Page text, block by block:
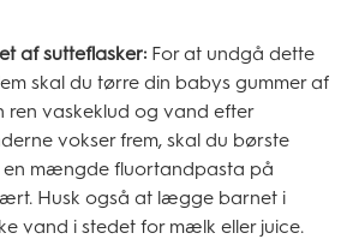
af sutteflasker: For at undgå dette
skal du tørre din babys gummer af
ren vaskeklud og vand efter
vokser frem, skal du børste
en mængde fluortandpasta på
Husk også at lægge barnet i
vand i stedet for mælk eller juice.